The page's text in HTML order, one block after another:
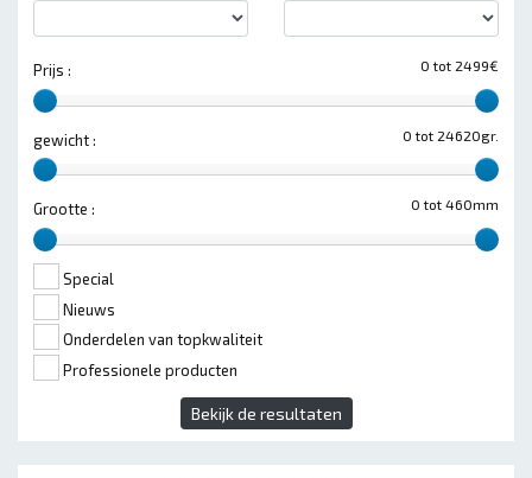
0 tot 2499€
Prijs :
0 tot 24620gr.
gewicht :
0 tot 460mm
Grootte :
Special
Nieuws
Onderdelen van topkwaliteit
Professionele producten
Bekijk de resultaten